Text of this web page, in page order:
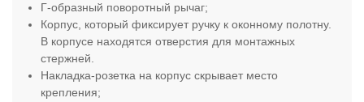
Г-образный поворотный рычаг;
Корпус, который фиксирует ручку к оконному полотну.
В корпусе находятся отверстия для монтажных
стержней.
Накладка-розетка на корпус скрывает место
крепления;